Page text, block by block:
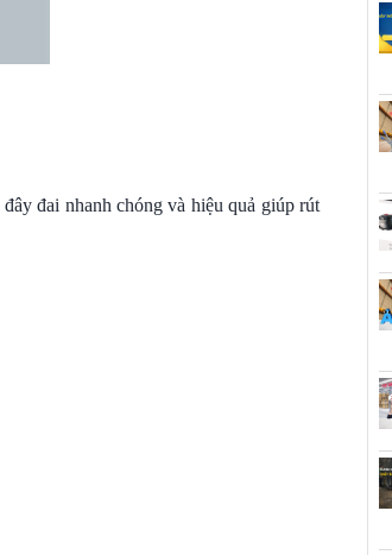
đai nhanh chóng và hiệu quả giúp rút